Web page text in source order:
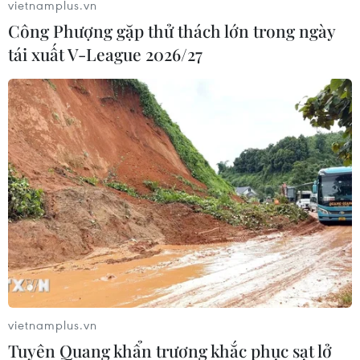
Iran cáo buộc Tổng thống Mỹ Joe Biden đe
dọa trái phép nước này
28/08/2021 12:11
Tại cuộc hội đàm với Thủ tướng Israel tại Nhà Trắng,
Tổng thống Mỹ Joe Biden cho biết đặt "ngoại giao lên
hàng đầu" nhằm kiềm chế chương trình hạt nhân Iran,
song có thể xem xét lựa chọn khác.
vietnamplus.vn
Công Phượng gặp thử thách lớn trong ngày
tái xuất V-League 2026/27
vietnamplus.vn
Tuyên Quang khẩn trương khắc phục sạt lở